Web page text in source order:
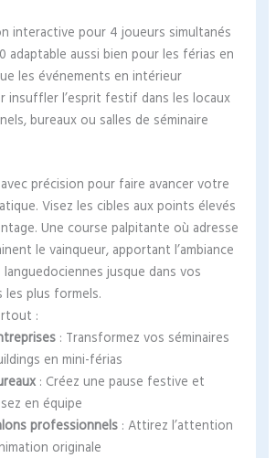
interactive pour 4 joueurs simultanés
adaptable aussi bien pour les férias en
les événements en intérieur
insuffler l’esprit festif dans les locaux
bureaux ou salles de séminaire
précision pour faire avancer votre
Visez les cibles aux points élevés
Une course palpitante où adresse
le vainqueur, apportant l’ambiance
jusque dans vos
les plus formels.
:
: Transformez vos séminaires
en mini-férias
: Créez une pause festive et
en équipe
professionnels : Attirez l’attention
originale